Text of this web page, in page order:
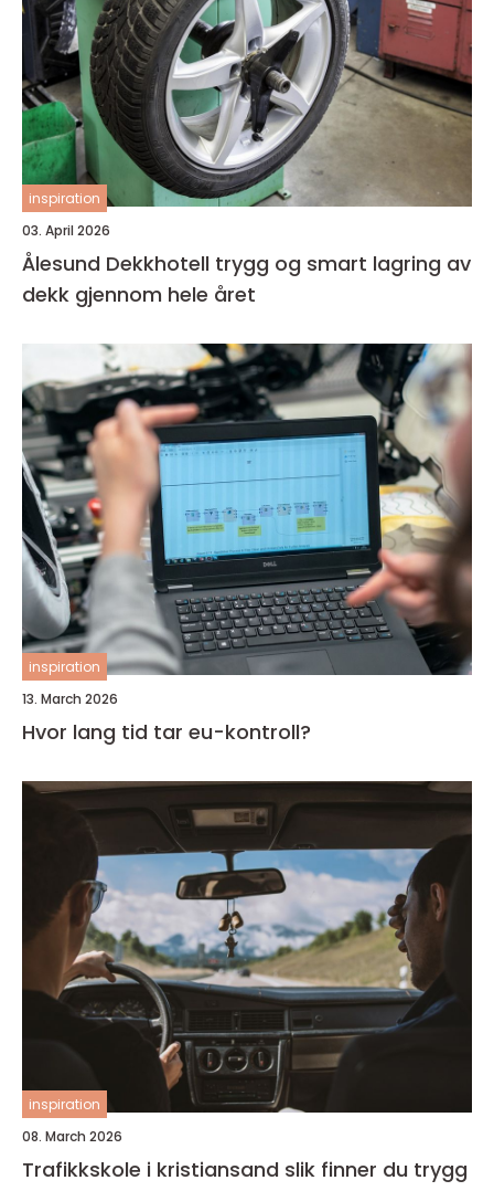
inspiration
03. April 2026
Ålesund Dekkhotell trygg og smart lagring av
dekk gjennom hele året
inspiration
13. March 2026
Hvor lang tid tar eu-kontroll?
inspiration
08. March 2026
Trafikkskole i kristiansand slik finner du trygg